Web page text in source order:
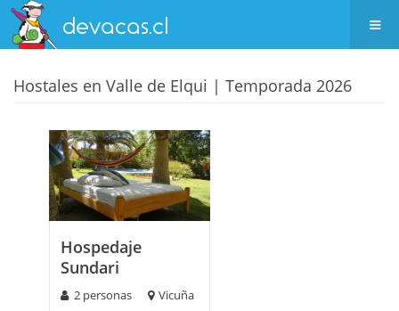
Hostales en Valle de Elqui | Temporada 2026
Hospedaje
Sundari
2 personas
Vicuña